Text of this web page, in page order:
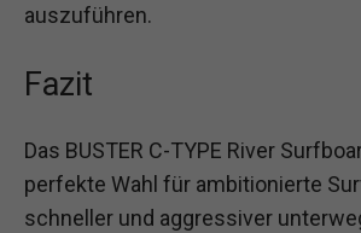
auszuführen.
Fazit
Das BUSTER C-TYPE River
perfekte Wahl für ambitionierte
schneller und aggressiver